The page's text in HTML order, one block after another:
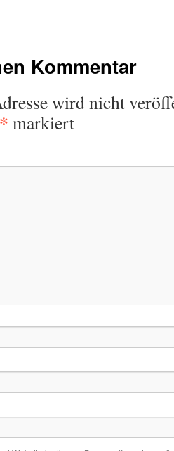
Kommentar
wird nicht
* markiert